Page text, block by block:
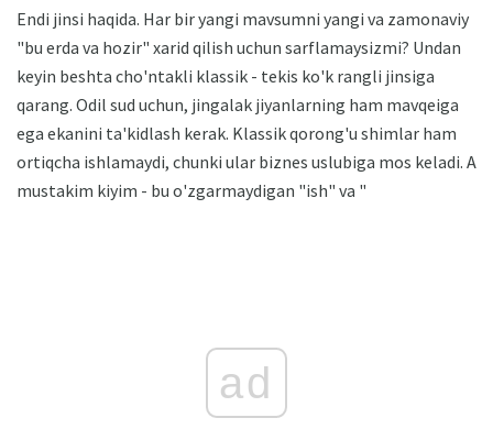
Endi jinsi haqida. Har bir yangi mavsumni yangi va zamonaviy
"bu erda va hozir" xarid qilish uchun sarflamaysizmi? Undan
keyin beshta cho'ntakli klassik - tekis ko'k rangli jinsiga
qarang. Odil sud uchun, jingalak jiyanlarning ham mavqeiga
ega ekanini ta'kidlash kerak. Klassik qorong'u shimlar ham
ortiqcha ishlamaydi, chunki ular biznes uslubiga mos keladi. A
mustakim kiyim - bu o'zgarmaydigan "ish" va "
ad